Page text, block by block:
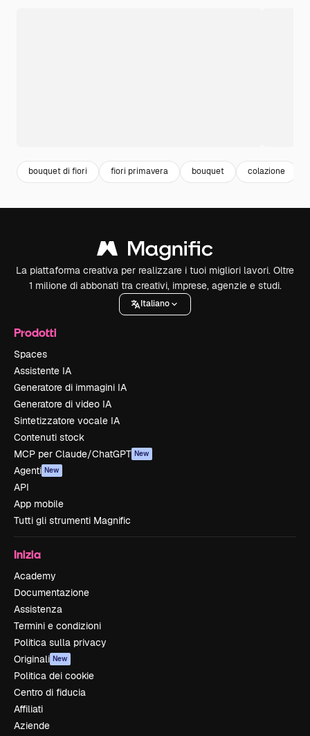
bouquet di fiori fiori primavera bouquet colazione
La piattaforma creativa per realizzare i tuoi migliori lavori. Oltre
1 milione di abbonati tra creativi, imprese, agenzie e studi.
Italiano
Prodotti
Spaces
Assistente IA
Generatore di immagini IA
Generatore di video IA
Sintetizzatore vocale IA
Contenuti stock
MCP per Claude/ChatGPT New
Agenti New
API
App mobile
Tutti gli strumenti Magnific
Inizia
Academy
Documentazione
Assistenza
Termini e condizioni
Politica sulla privacy
Originali New
Politica dei cookie
Centro di fiducia
Affiliati
Aziende